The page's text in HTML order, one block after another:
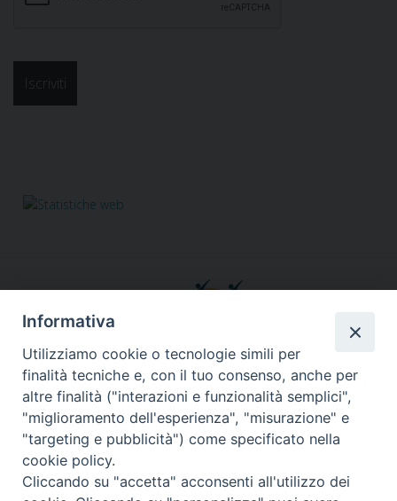
Responsabile segreteria organizzativa, tecnico, amministrativa,
comunicazione, grafica, social&web, Info in rete:
Fabiana Alario
Via Lungotevere dei Vallati, 10 - 00186 Roma
email:retinoperaroma@gmail.com-segreteria@retinopera.it
Informativa
Utilizziamo cookie o tecnologie simili per
finalità tecniche e, con il tuo consenso, anche per
altre finalità ("interazioni e funzionalità semplici",
"miglioramento dell'esperienza", "misurazione" e
"targeting e pubblicità") come specificato nella
cookie policy.
Cliccando su "accetta" acconsenti all'utilizzo dei